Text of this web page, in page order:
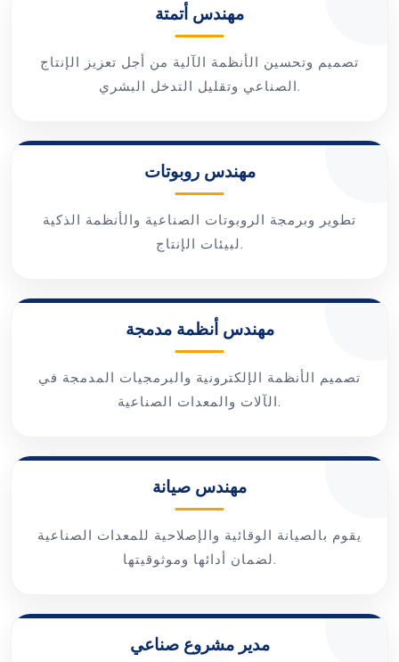
مهندس أتمتة
تصميم وتحسين الأنظمة الآلية من أجل تعزيز الإنتاج
الصناعي وتقليل التدخل البشري.
مهندس روبوتات
تطوير وبرمجة الروبوتات الصناعية والأنظمة الذكية
لبيئات الإنتاج.
مهندس أنظمة مدمجة
تصميم الأنظمة الإلكترونية والبرمجيات المدمجة في
الآلات والمعدات الصناعية.
مهندس صيانة
يقوم بالصيانة الوقائية والإصلاحية للمعدات الصناعية
لضمان أدائها وموثوقيتها.
مدير مشروع صناعي